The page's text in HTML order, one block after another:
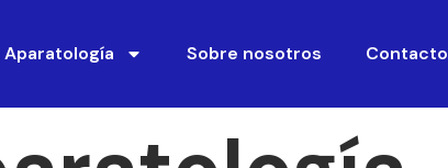
Aparatología Sobre nosotros Contacto